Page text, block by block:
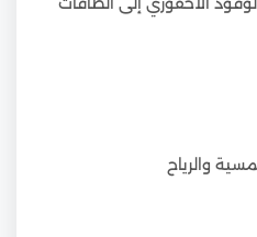
والرياح